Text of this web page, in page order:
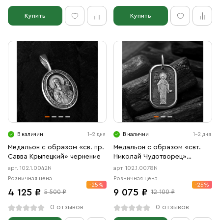
Купить Купить
В наличии 1-2 дня
Медальон с образом «св. пр.
Савва Крыпецкий» чернение
арт. 102.1.0042N
Розничная цена
4 125 ₽ 5 500 ₽
-25%
0 отзывов
В наличии 1-2 дня
Медальон с образом «свт.
Николай Чудотворец»
чернение
арт. 102.1.0078N
Розничная цена
9 075 ₽ 12 100 ₽
-25%
0 отзывов